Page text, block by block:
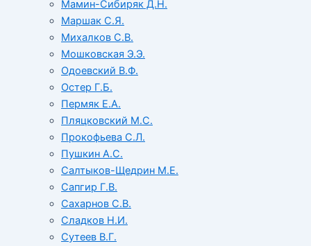
Мамин-Сибиряк Д.Н.
Маршак С.Я.
Михалков С.В.
Мошковская Э.Э.
Одоевский В.Ф.
Остер Г.Б.
Пермяк Е.А.
Пляцковский М.С.
Прокофьева С.Л.
Пушкин А.С.
Салтыков-Щедрин М.Е.
Сапгир Г.В.
Сахарнов С.В.
Сладков Н.И.
Сутеев В.Г.